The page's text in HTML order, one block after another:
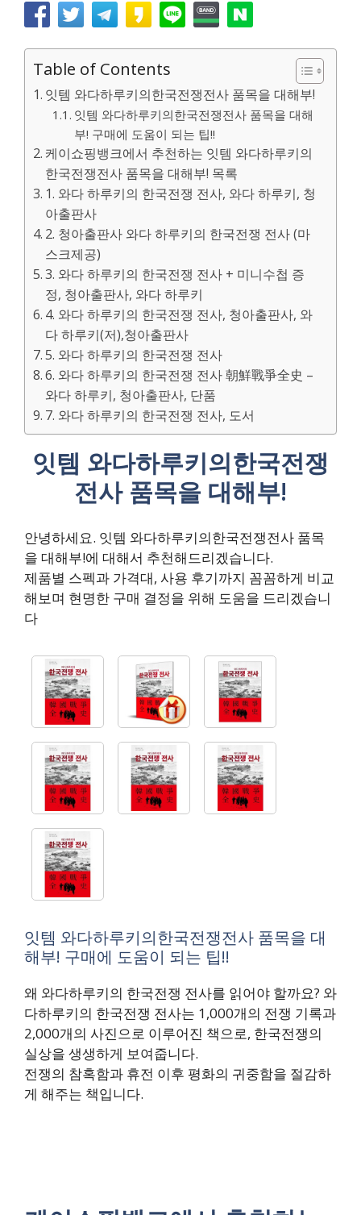
Table of Contents
잇템 와다하루키의한국전쟁전사 품목을 대해부!
잇템 와다하루키의한국전쟁전사 품목을 대해
부! 구매에 도움이 되는 팁!!
케이쇼핑뱅크에서 추천하는 잇템 와다하루키의
한국전쟁전사 품목을 대해부! 목록
1. 와다 하루키의 한국전쟁 전사, 와다 하루키, 청
아출판사
2. 청아출판사 와다 하루키의 한국전쟁 전사 (마
스크제공)
3. 와다 하루키의 한국전쟁 전사 + 미니수첩 증
정, 청아출판사, 와다 하루키
4. 와다 하루키의 한국전쟁 전사, 청아출판사, 와
다 하루키(저),청아출판사
5. 와다 하루키의 한국전쟁 전사
6. 와다 하루키의 한국전쟁 전사 朝鮮戰爭全史 –
와다 하루키, 청아출판사, 단품
7. 와다 하루키의 한국전쟁 전사, 도서
잇템 와다하루키의한국전쟁
전사 품목을 대해부!
안녕하세요. 잇템 와다하루키의한국전쟁전사 품목
을 대해부!에 대해서 추천해드리겠습니다.
제품별 스펙과 가격대, 사용 후기까지 꼼꼼하게 비교
해보며 현명한 구매 결정을 위해 도움을 드리겠습니
다
잇템 와다하루키의한국전쟁전사 품목을 대
해부! 구매에 도움이 되는 팁!!
왜 와다하루키의 한국전쟁 전사를 읽어야 할까요? 와
다하루키의 한국전쟁 전사는 1,000개의 전쟁 기록과
2,000개의 사진으로 이루어진 책으로, 한국전쟁의
실상을 생생하게 보여줍니다.
전쟁의 참혹함과 휴전 이후 평화의 귀중함을 절감하
게 해주는 책입니다.